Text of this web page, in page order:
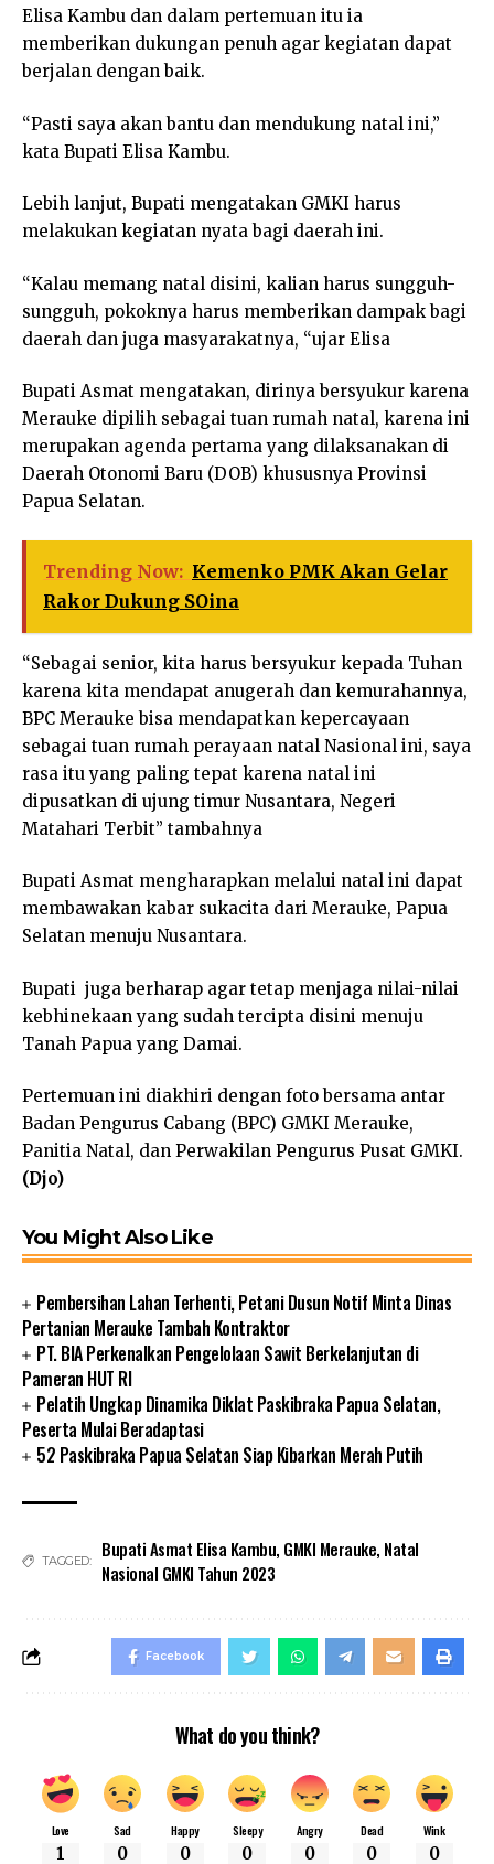
Elisa Kambu dan dalam pertemuan itu ia
memberikan dukungan penuh agar kegiatan dapat
berjalan dengan baik.
“Pasti saya akan bantu dan mendukung natal ini,”
kata Bupati Elisa Kambu.
Lebih lanjut, Bupati mengatakan GMKI harus
melakukan kegiatan nyata bagi daerah ini.
“Kalau memang natal disini, kalian harus sungguh-
sungguh, pokoknya harus memberikan dampak bagi
daerah dan juga masyarakatnya, “ujar Elisa
Bupati Asmat mengatakan, dirinya bersyukur karena
Merauke dipilih sebagai tuan rumah natal, karena ini
merupakan agenda pertama yang dilaksanakan di
Daerah Otonomi Baru (DOB) khususnya Provinsi
Papua Selatan.
Trending Now: Kemenko PMK Akan Gelar
Rakor Dukung SOina
“Sebagai senior, kita harus bersyukur kepada Tuhan
karena kita mendapat anugerah dan kemurahannya,
BPC Merauke bisa mendapatkan kepercayaan
sebagai tuan rumah perayaan natal Nasional ini, saya
rasa itu yang paling tepat karena natal ini
dipusatkan di ujung timur Nusantara, Negeri
Matahari Terbit” tambahnya
Bupati Asmat mengharapkan melalui natal ini dapat
membawakan kabar sukacita dari Merauke, Papua
Selatan menuju Nusantara.
Bupati juga berharap agar tetap menjaga nilai-nilai
kebhinekaan yang sudah tercipta disini menuju
Tanah Papua yang Damai.
Pertemuan ini diakhiri dengan foto bersama antar
Badan Pengurus Cabang (BPC) GMKI Merauke,
Panitia Natal, dan Perwakilan Pengurus Pusat GMKI.
(Djo)
You Might Also Like
Pembersihan Lahan Terhenti, Petani Dusun Notif Minta Dinas
Pertanian Merauke Tambah Kontraktor
PT. BIA Perkenalkan Pengelolaan Sawit Berkelanjutan di
Pameran HUT RI
Pelatih Ungkap Dinamika Diklat Paskibraka Papua Selatan,
Peserta Mulai Beradaptasi
52 Paskibraka Papua Selatan Siap Kibarkan Merah Putih
TAGGED: Bupati Asmat Elisa Kambu, GMKI Merauke, Natal
Nasional GMKI Tahun 2023
Facebook
What do you think?
Love
1
Sad
0
Happy
0
Sleepy
0
Angry
0
Dead
0
Wink
0